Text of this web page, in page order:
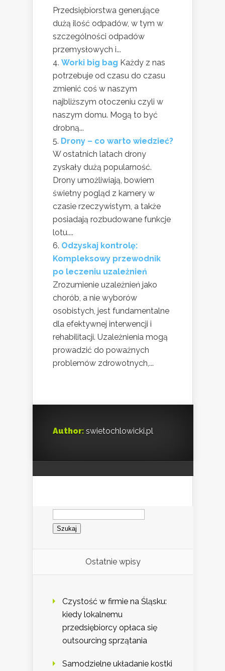
Przedsiębiorstwa generujące
dużą ilość odpadów, w tym w
szczególności odpadów
przemysłowych i...
Worki big bag Każdy z nas
potrzebuje od czasu do czasu
zmienić coś w naszym
najbliższym otoczeniu czyli w
naszym domu. Mogą to być
drobną...
Drony – co warto wiedzieć?
W ostatnich latach drony
zyskały dużą popularność.
Drony umożliwiają, bowiem
świetny pogląd z kamery w
czasie rzeczywistym, a także
posiadają rozbudowane funkcje
lotu....
Odzyskaj kontrolę:
Kompleksowy przewodnik
po leczeniu uzależnień
Zrozumienie uzależnień jako
chorób, a nie wyborów
osobistych, jest fundamentalne
dla efektywnej interwencji i
rehabilitacji. Uzależnienia mogą
prowadzić do poważnych
problemów zdrowotnych,...
Author: swietochlowicki.pl
Szukaj:
Ostatnie wpisy
Czystość w firmie na Śląsku:
kiedy lokalnemu
przedsiębiorcy opłaca się
outsourcing sprzątania
Samodzielne układanie kostki